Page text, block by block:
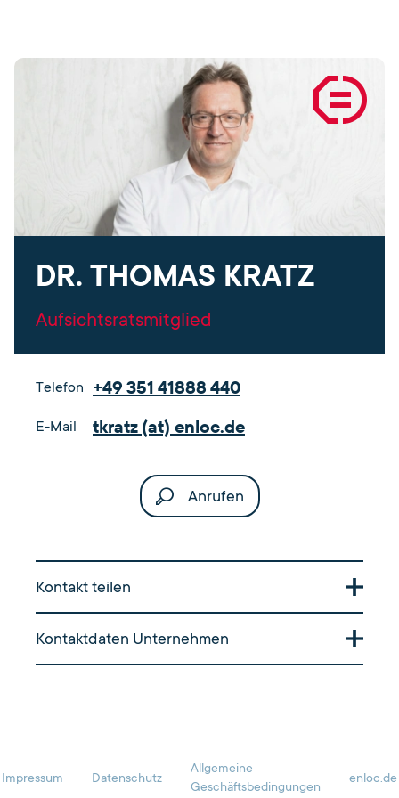
DR. THOMAS KRATZ
Aufsichtsratsmitglied
Telefon +49 351 41888 440
E-Mail tkratz (at) enloc.de
Anrufen
Kontakt teilen
auf Ihr Smartphone zu übertragen.
Kontaktdaten Unternehmen
Impressum Datenschutz
Allgemeine
Geschäftsbedingungen
enloc.de